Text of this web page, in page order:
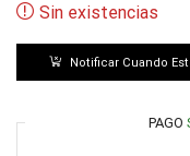
Sin existencias
Notificar Cuando
PAGO